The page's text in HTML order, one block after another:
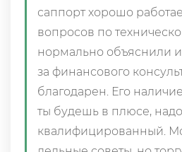
саппорт хорошо
вопросов по
нормально объяснили
за финансового
благодарен. Его
ты будешь в плюсе,
квалифицированный.